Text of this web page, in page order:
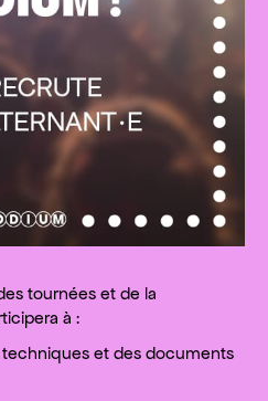
tournées et de la
à :
techniques et des documents